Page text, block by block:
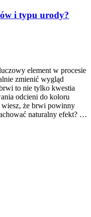
i typu urody?
element w procesie
zmienić wygląd
to nie tylko kwestia
odcieni do koloru
że brwi powinny
naturalny efekt? …